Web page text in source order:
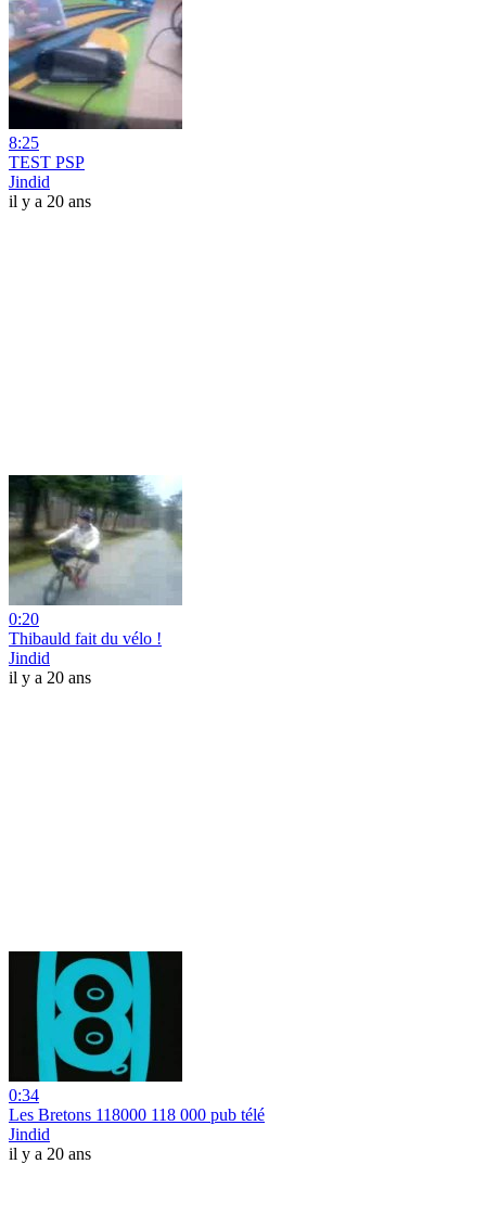
8:25
TEST PSP
Jindid
il y a 20 ans
0:20
Thibauld fait du vélo !
Jindid
il y a 20 ans
0:34
Les Bretons 118000 118 000 pub télé
Jindid
il y a 20 ans